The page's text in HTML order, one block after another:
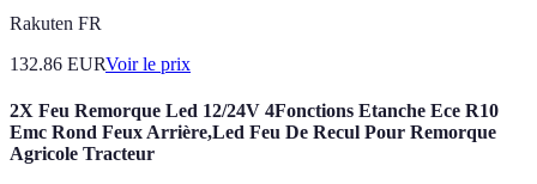
Rakuten FR
132.86 EURVoir le prix
2X Feu Remorque Led 12/24V 4Fonctions Etanche Ece R10
Emc Rond Feux Arrière,Led Feu De Recul Pour Remorque
Agricole Tracteur